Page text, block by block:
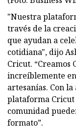
"Nuestra
través de la
que ayudan a
cotidiana", dijo
Cricut.
increíblemente
artesanías. Con
plataforma Cricut
comunidad
formato”.